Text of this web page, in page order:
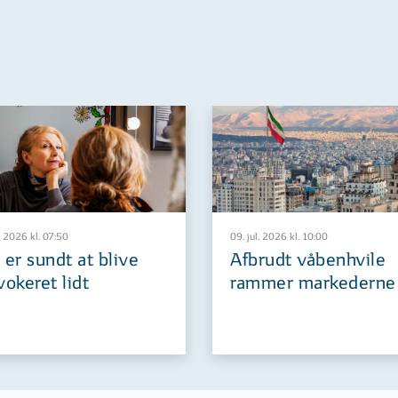
2026 kl. 07:50
er sundt at blive
lidt
09. jul. 2026 kl. 10:00
Afbrudt våbenhvile
rammer markederne